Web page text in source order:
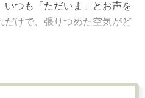
いつも「ただいま」とお声を
だけで、張りつめた空気がど